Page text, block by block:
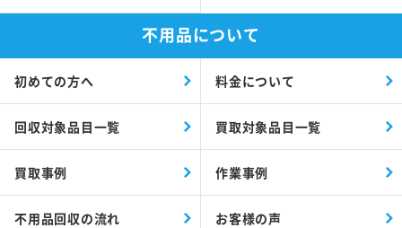
不用品について
初めての方へ 料金について
回収対象品目一覧 買取対象品目一覧
買取事例 作業事例
不用品回収の流れ お客様の声